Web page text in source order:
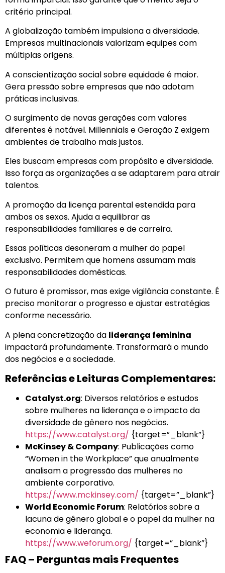
critério principal.
A globalização também impulsiona a diversidade.
Empresas multinacionais valorizam equipes com
múltiplas origens.
A conscientização social sobre equidade é maior.
Gera pressão sobre empresas que não adotam
práticas inclusivas.
O surgimento de novas gerações com valores
diferentes é notável. Millennials e Geração Z exigem
ambientes de trabalho mais justos.
Eles buscam empresas com propósito e diversidade.
Isso força as organizações a se adaptarem para atrair
talentos.
A promoção da licença parental estendida para
ambos os sexos. Ajuda a equilibrar as
responsabilidades familiares e de carreira.
Essas políticas desoneram a mulher do papel
exclusivo. Permitem que homens assumam mais
responsabilidades domésticas.
O futuro é promissor, mas exige vigilância constante. É
preciso monitorar o progresso e ajustar estratégias
conforme necessário.
A plena concretização da liderança feminina
impactará profundamente. Transformará o mundo
dos negócios e a sociedade.
Referências e Leituras Complementares:
Catalyst.org: Diversos relatórios e estudos
sobre mulheres na liderança e o impacto da
diversidade de gênero nos negócios.
https://www.catalyst.org/ {target=”_blank”}
McKinsey & Company: Publicações como
“Women in the Workplace” que anualmente
analisam a progressão das mulheres no
ambiente corporativo.
https://www.mckinsey.com/ {target=”_blank”}
World Economic Forum: Relatórios sobre a
lacuna de gênero global e o papel da mulher na
economia e liderança.
https://www.weforum.org/ {target=”_blank”}
FAQ – Perguntas mais Frequentes